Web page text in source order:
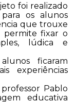
foi realizado
os alunos
que trouxe
permite fixar o
lúdica e
ficaram
experiências
Pablo
educativa